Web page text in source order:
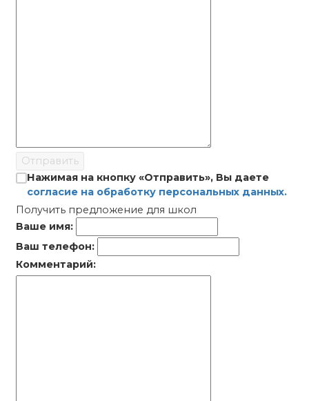
Отправить
Нажимая на кнопку «Отправить», Вы даете
согласие на обработку персональных данных.
Получить предложение для школ
Ваше имя:
Ваш телефон:
Комментарий: